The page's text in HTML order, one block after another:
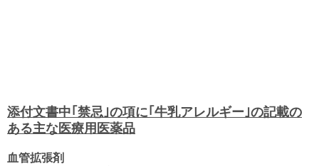
添付文書中｢禁忌｣の項に｢牛乳アレルギー｣の記載の
ある主な医療用医薬品
血管拡張剤